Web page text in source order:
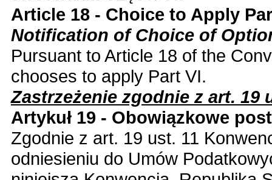
Article 18 - Choice to Apply
Notification of Choice of
Pursuant to Article 18 of the
chooses to apply Part VI.
Zastrzeżenie zgodnie z art. 19
Artykuł 19 - Obowiązkowe
Zgodnie z art. 19 ust. 11
odniesieniu do Umów